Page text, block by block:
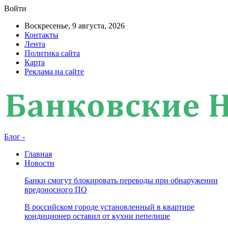
Войти
Воскресенье, 9 августа, 2026
Контакты
Лента
Политика сайта
Карта
Реклама на сайте
Блог -
Главная
Новости
Банки смогут блокировать переводы при обнаружении
вредоносного ПО
В российском городе установленный в квартире
кондиционер оставил от кухни пепелище